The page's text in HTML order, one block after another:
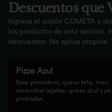
Descuentos que
Ingresa el cupón COMETA y
los productos de esta sección.
descuentos. No aplica propina.
Pizze Azul
Base pomodoro, queso feta, miel,
almendras tajadas, queso azul y
pochadas.